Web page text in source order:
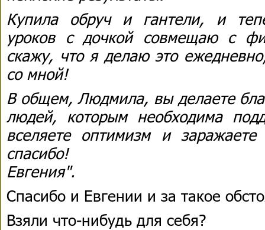
Купила обруч и гантели, и
уроков с дочкой совмещаю с
скажу, что я делаю это
со мной!
В общем, Людмила, вы делаете
людей, которым необходима
вселяете оптимизм и
спасибо!
Евгения".
Спасибо и Евгении и за такое
Взяли что-нибудь для себя?